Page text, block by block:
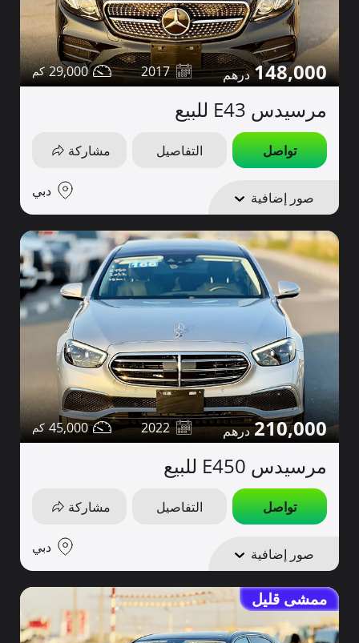
148,000
2017
29,000
مرسيدس E43 للبيع
تواصل التفاصيل مشاركة
صور إضافية دبي
210,000
2022
45,000
مرسيدس E450 للبيع
تواصل التفاصيل مشاركة
صور إضافية دبي
ممشى قليل